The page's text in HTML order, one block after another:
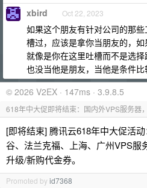
xbird Oct 22, 2023
如果这个朋友有针对公司的那
槽过，应该是拿你当朋友的，
就像是你在这里吐槽而不是选
也没当他是朋友，当他是条件比
© 2026 V2EX · 147ms · 3.9.8.5
618年中大促即将结束：国内外VPS服务器
[即将结束] 腾讯云618年中大促活
谷、法兰克福、上海、广州VPS服
升级/新购代金券。
Promoted byid7368